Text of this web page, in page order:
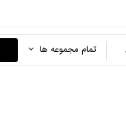
تمام مجموعه ها